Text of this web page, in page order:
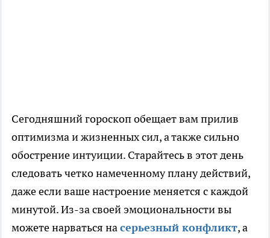
Сегодняшний гороскоп обещает вам прилив
оптимизма и жизненных сил, а также сильно
обострение интуиции. Старайтесь в этот день
следовать четко намеченному плану действий,
даже если ваше настроение меняется с каждой
минутой. Из-за своей эмоциональности вы
можете нарваться насерьезный конфликт, а